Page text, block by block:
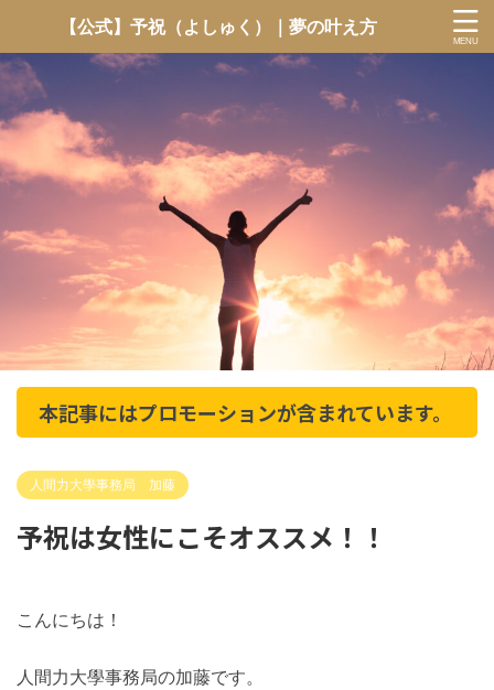
【公式】予祝（よしゅく）｜夢の叶え方
本記事にはプロモーションが含まれています。
人間力大學事務局 加藤
予祝は女性にこそオススメ！！
こんにちは！
人間力大學事務局の加藤です。